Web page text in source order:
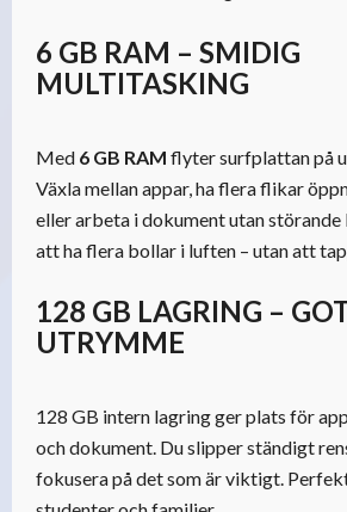
6 GB RAM – SMIDIG
MULTITASKING
Med 6 GB RAM flyter surfplattan på
Växla mellan appar, ha flera flikar
eller arbeta i dokument utan störande
att ha flera bollar i luften – utan att
128 GB LAGRING –
UTRYMME
128 GB intern lagring ger plats för
och dokument. Du slipper ständigt
fokusera på det som är viktigt.